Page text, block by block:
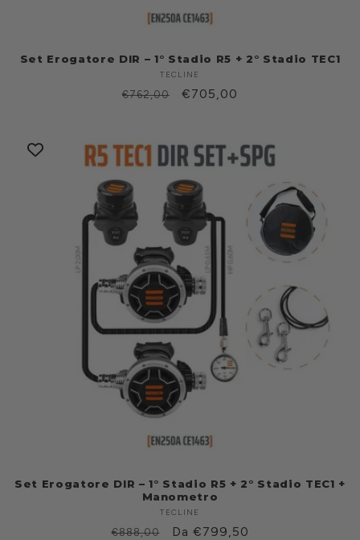
Set Erogatore DIR – 1° Stadio R5 + 2° Stadio TEC1
Produttore:
TECLINE
Prezzo
€762,00
Prezzo
€705,00
Set Erogatore DIR – 1° Stadio R5 + 2° Stadio TEC1 +
Manometro
Produttore:
TECLINE
Prezzo
€888,00
Prezzo
Da €799,50